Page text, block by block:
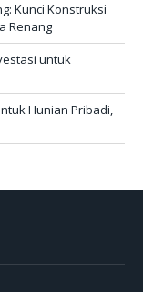
Kunci Konstruksi
Renang
untuk
Hunian Pribadi,